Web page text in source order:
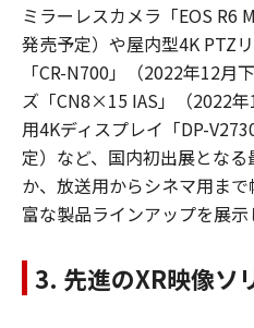
ミラーレスカメラ「EOS R6
発売予定）や屋内型4K PTZ
「CR-N700」（2022年12月
ズ「CN8×15 IAS」（2022
用4Kディスプレイ「DP-
定）など、国内初出展とな
か、放送用からシネマ用ま
富な製品ラインアップを展示
3. 先進のXR映像ソ